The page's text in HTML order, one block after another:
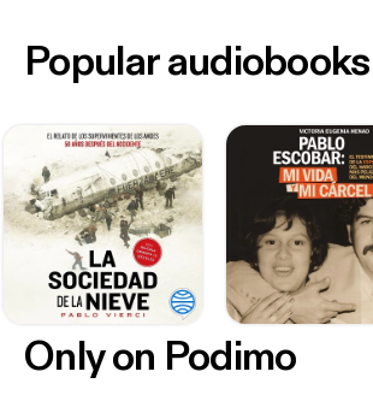
Only on Podimo
Popular audiobooks